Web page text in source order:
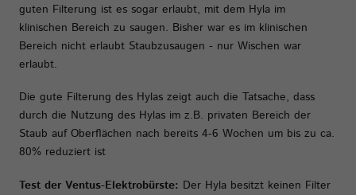
guten Filterung ist es sogar erlaubt, mit dem Hyla im
klinischen Bereich zu saugen. Bisher war es im klinischen
Bereich nicht erlaubt Staubzusaugen - nur Wischen war
erlaubt.
Die gute Filterung des Hylas zeigt auch die Tatsache, dass
durch die Nutzung des Hylas im z.B. privaten Bereich der
Staub auf Oberflächen nach bereits 4-6 Wochen um bis zu ca.
80% reduziert ist
Test der Ventus-Elektrobürste: Der Hyla besitzt keinen Filter